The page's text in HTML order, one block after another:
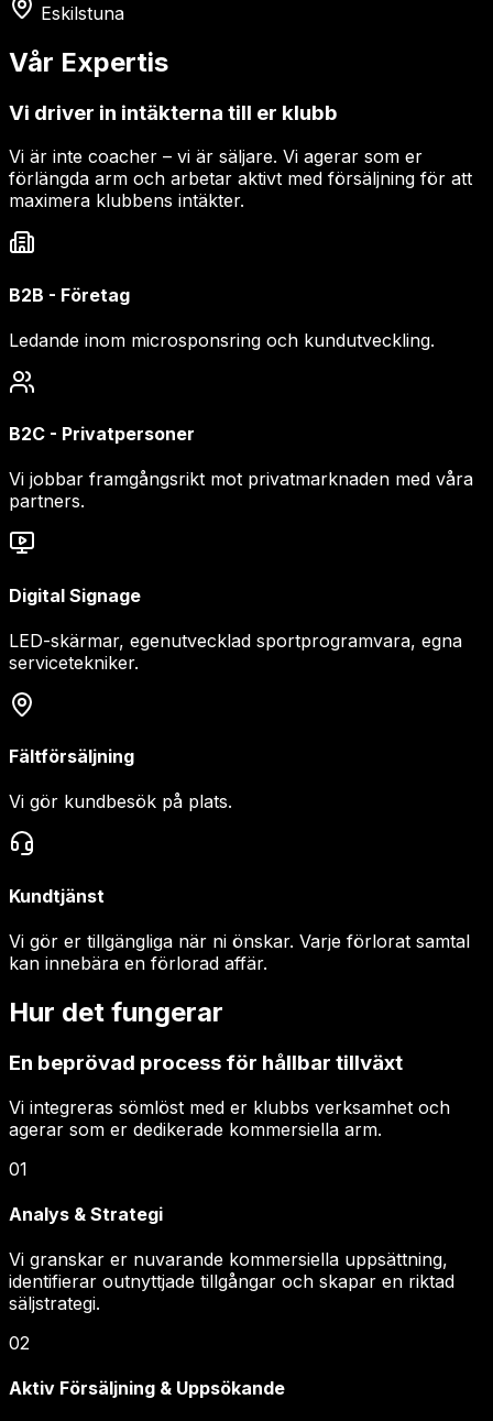
Eskilstuna
Vår Expertis
Vi driver in intäkterna till er klubb
Vi är inte coacher – vi är säljare. Vi agerar som er
förlängda arm och arbetar aktivt med försäljning för att
maximera klubbens intäkter.
B2B - Företag
Ledande inom microsponsring och kundutveckling.
B2C - Privatpersoner
Vi jobbar framgångsrikt mot privatmarknaden med våra
partners.
Digital Signage
LED-skärmar, egenutvecklad sportprogramvara, egna
servicetekniker.
Fältförsäljning
Vi gör kundbesök på plats.
Kundtjänst
Vi gör er tillgängliga när ni önskar. Varje förlorat samtal
kan innebära en förlorad affär.
Hur det fungerar
En beprövad process för hållbar tillväxt
Vi integreras sömlöst med er klubbs verksamhet och
agerar som er dedikerade kommersiella arm.
01
Analys & Strategi
Vi granskar er nuvarande kommersiella uppsättning,
identifierar outnyttjade tillgångar och skapar en riktad
säljstrategi.
02
Aktiv Försäljning & Uppsökande